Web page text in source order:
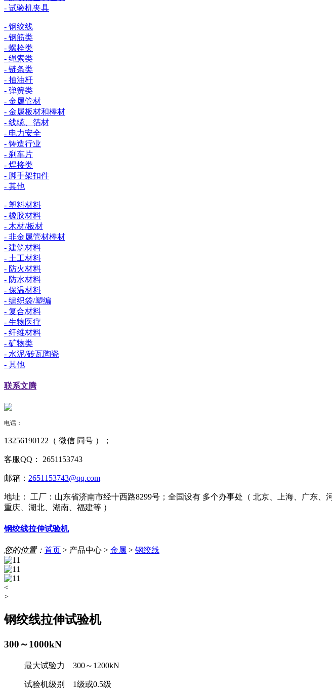
- 试验机夹具
- 钢绞线
- 钢筋类
- 螺栓类
- 绳索类
- 链条类
- 抽油杆
- 弹簧类
- 金属管材
- 金属板材和棒材
- 线缆、箔材
- 电力安全
- 铸造行业
- 刹车片
- 焊接类
- 脚手架扣件
- 其他
- 塑料材料
- 橡胶材料
- 木材/板材
- 非金属管材棒材
- 建筑材料
- 土工材料
- 防火材料
- 防水材料
- 保温材料
- 编织袋/塑编
- 复合材料
- 生物医疗
- 纤维材料
- 矿物类
- 水泥/砖瓦陶瓷
- 其他
联系文腾
电话：
13256190122（ 微信 同号 ）；
客服QQ： 2651153743
邮箱： 2651153743@qq.com
地址：
工厂：山东省济南市经十西路8299号；全国设有 多个办事处（ 北京、上海、广东
重庆、湖北、湖南、福建等 ）
钢绞线拉伸试验机
您的位置： 首页 > 产品中心 > 金属 > 钢绞线
<
>
钢绞线拉伸试验机
300～1000kN
最大试验力 300～1200kN
试验机级别 1级或0.5级